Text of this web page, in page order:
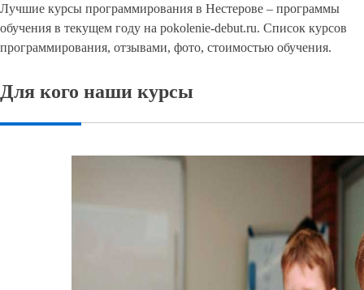
Лучшие курсы программирования в Нестерове – программы
обучения в текущем году на pokolenie-debut.ru. Список курсов
программирования, отзывами, фото, стоимостью обучения.
Для кого наши курсы